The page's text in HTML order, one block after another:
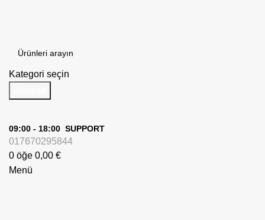
Kategori seçin
09:00 - 18:00 SUPPORT
017670295844
0 öğe 0,00 €
Menü